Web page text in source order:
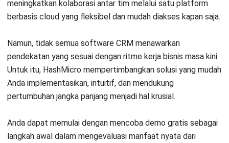
Secara Otomatis & Cepat
Irga Afghani- 28/07/2026